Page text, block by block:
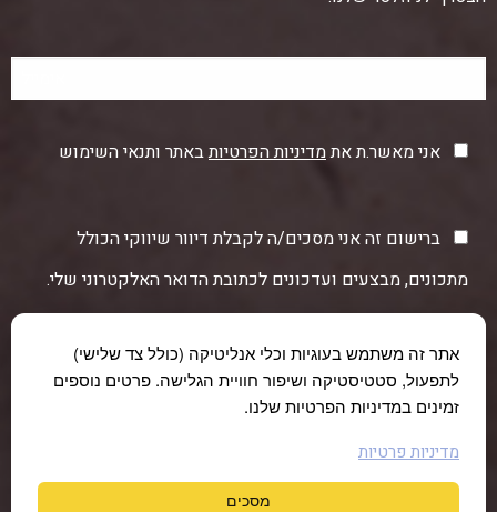
אני מאשר.ת אתמדיניות הפרטיותבאתר ותנאי השימוש
ברישום זה אני מסכים/ה לקבלת דיוור שיווקי הכולל
מתכונים, מבצעים ועדכונים לכתובת הדואר האלקטרוני שלי.
אתר זה משתמש בעוגיות וכלי אנליטיקה (כולל צד שלישי)
לתפעול, סטטיסטיקה ושיפור חוויית הגלישה. פרטים נוספים
זמינים במדיניות הפרטיות שלנו.
מדיניות פרטיות
מסכים